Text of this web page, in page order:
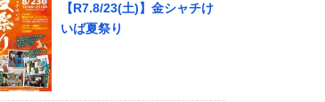
【R7.8/23(土)】金シャチけ
いば夏祭り